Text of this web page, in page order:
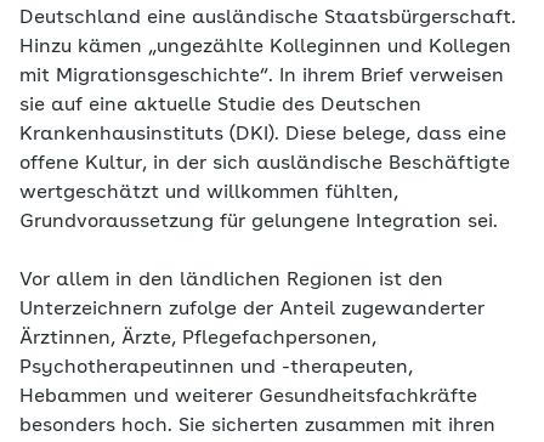
Deutschland eine ausländische Staatsbürgerschaft.
Hinzu kämen „ungezählte Kolleginnen und Kollegen
mit Migrationsgeschichte“. In ihrem Brief verweisen
sie auf eine aktuelle Studie des Deutschen
Krankenhausinstituts (DKI). Diese belege, dass eine
offene Kultur, in der sich ausländische Beschäftigte
wertgeschätzt und willkommen fühlten,
Grundvoraussetzung für gelungene Integration sei.
Vor allem in den ländlichen Regionen ist den
Unterzeichnern zufolge der Anteil zugewanderter
Ärztinnen, Ärzte, Pflegefachpersonen,
Psychotherapeutinnen und -therapeuten,
Hebammen und weiterer Gesundheitsfachkräfte
besonders hoch. Sie sicherten zusammen mit ihren